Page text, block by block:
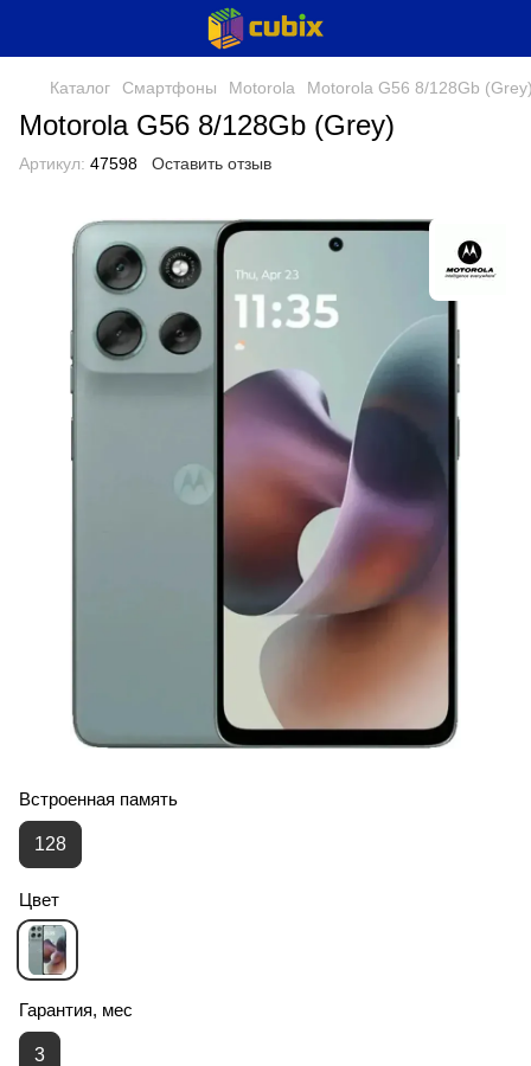
Каталог Смартфоны Motorola Motorola G56 8/128Gb
Motorola G56 8/128Gb (Grey)
Артикул: 47598 Оставить отзыв
Встроенная память
128
Цвет
Гарантия, мес
3